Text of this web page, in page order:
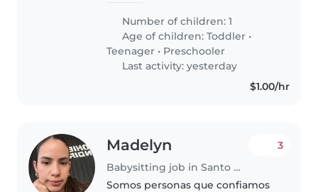
hogar y cocinar . con paciencia
para el cuidado de una niña. Que
está en el kinder . Brindo..
Number of children: 1
Age of children:Toddler •
Teenager • Preschooler
Last activity: yesterday
$1.00/hr
Madelyn
Babysitting job in Santo Domingo de los Colorados
3
Somos personas que confiamos